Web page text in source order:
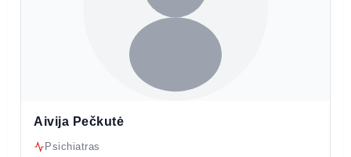
Aivija Pečkutė
Psichiatras